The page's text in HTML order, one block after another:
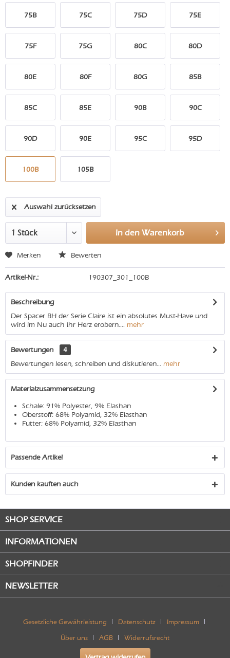
75B 75C 75D 75E
75F 75G 80C 80D
80E 80F 80G 85B
85C 85E 90B 90C
90D 90E 95C 95D
100B 105B
Auswahl zurücksetzen
In den Warenkorb
Merken Bewerten
Artikel-Nr.: 190307_301_100B
Beschreibung
Der Spacer BH der Serie Claire ist ein absolutes Must-Have und
wird im Nu auch Ihr Herz erobern.... mehr
Bewertungen
4
Bewertungen lesen, schreiben und diskutieren... mehr
Materialzusammensetzung
Schale: 91% Polyester, 9% Elashan
Oberstoff: 68% Polyamid, 32% Elasthan
Futter: 68% Polyamid, 32% Elasthan
Passende Artikel
Kunden kauften auch
SHOP SERVICE
INFORMATIONEN
SHOPFINDER
NEWSLETTER
Gesetzliche Gewährleistung Datenschutz Impressum
Über uns AGB Widerrufsrecht